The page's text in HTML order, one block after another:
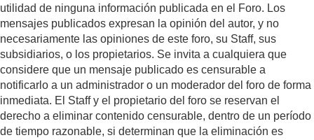
utilidad de ninguna información publicada en el Foro. Los
mensajes publicados expresan la opinión del autor, y no
necesariamente las opiniones de este foro, su Staff, sus
subsidiarios, o los propietarios. Se invita a cualquiera que
considere que un mensaje publicado es censurable a
notificarlo a un administrador o un moderador del foro de forma
inmediata. El Staff y el propietario del foro se reservan el
derecho a eliminar contenido censurable, dentro de un período
de tiempo razonable, si determinan que la eliminación es